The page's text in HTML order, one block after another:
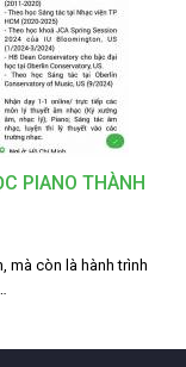
PIANO THÀNH
mà còn là hành trình